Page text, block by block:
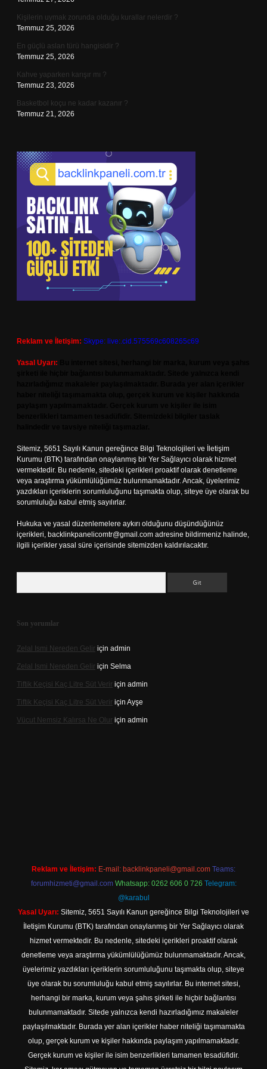
Kişilerin uymak zorunda olduğu kurallar nelerdir ?
Temmuz 25, 2026
En güçlü aslan türü hangisidir ?
Temmuz 25, 2026
Kahve yaparken karışır mı ?
Temmuz 23, 2026
Basketbol koçu ne kadar kazanır ?
Temmuz 21, 2026
Reklam ve İletişim: Skype: live:.cid.575569c608265c69
Yasal Uyarı:
Sitemiz, 5651 Sayılı Kanun gereğince Bilgi Teknolojileri ve İletişim
Kurumu (BTK) tarafından onaylanmış bir Yer Sağlayıcı olarak hizmet
vermektedir. Bu nedenle, sitedeki içerikleri proaktif olarak denetleme
veya araştırma yükümlülüğümüz bulunmamaktadır. Ancak, üyelerimiz
yazdıkları içeriklerin sorumluluğunu taşımakta olup, siteye üye olarak bu
sorumluluğu kabul etmiş sayılırlar.
Hukuka ve yasal düzenlemelere aykırı olduğunu düşündüğünüz
içerikleri, backlinkpanelicomtr@gmail.com adresine bildirmeniz halinde,
ilgili içerikler yasal süre içerisinde sitemizden kaldırılacaktır.
Son yorumlar
Zelal Ismi Nereden Gelir için admin
Zelal Ismi Nereden Gelir için Selma
Tiftik Keçisi Kaç Litre Süt Verir için admin
Tiftik Keçisi Kaç Litre Süt Verir için Ayşe
Vücut Nemsiz Kalırsa Ne Olur için admin
Reklam ve İletişim: E-mail: backlinkpaneli@gmail.com Teams:
forumhizmeti@gmail.com Whatsapp: 0262 606 0 726 Telegram:
@karabul
Yasal Uyarı: Sitemiz, 5651 Sayılı Kanun gereğince Bilgi Teknolojileri ve
İletişim Kurumu (BTK) tarafından onaylanmış bir Yer Sağlayıcı olarak
hizmet vermektedir. Bu nedenle, sitedeki içerikleri proaktif olarak
denetleme veya araştırma yükümlülüğümüz bulunmamaktadır. Ancak,
üyelerimiz yazdıkları içeriklerin sorumluluğunu taşımakta olup, siteye
üye olarak bu sorumluluğu kabul etmiş sayılırlar. Bu internet sitesi,
herhangi bir marka, kurum veya şahıs şirketi ile hiçbir bağlantısı
bulunmamaktadır. Sitede yalnızca kendi hazırladığımız makaleler
paylaşılmaktadır. Burada yer alan içerikler haber niteliği taşımamakta
olup, gerçek kurum ve kişiler hakkında paylaşım yapılmamaktadır.
Gerçek kurum ve kişiler ile isim benzerlikleri tamamen tesadüfidir.